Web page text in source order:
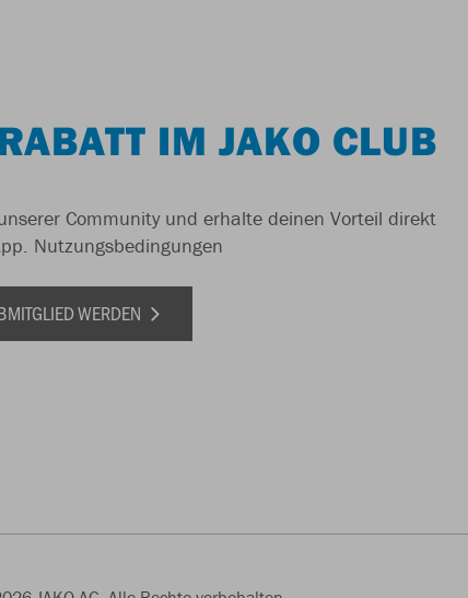
IM JAKO CLUB
Community und erhalte deinen Vorteil direkt
Nutzungsbedingungen
WERDEN